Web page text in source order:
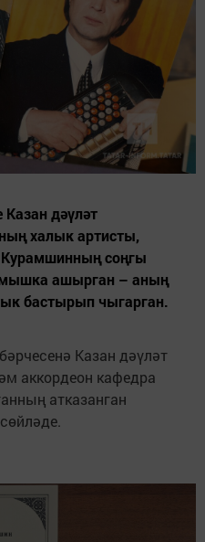
дәүләт
халык артисты,
соңгы
ашырган – аның
бастырып чыгарган.
Казан дәүләт
аккордеон кафедра
атказанган
сөйләде.